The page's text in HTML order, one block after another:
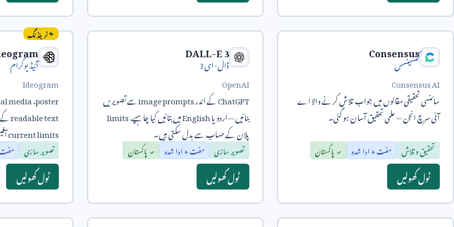
Consensus
کنسینسس
Consensus AI
سائنسی تحقیقی مقالوں میں جواب تلاش کرنے والا اے
آئی سرچ انجن — علمی تحقیق آسان ہو گئی۔
تحقیق و تلاش مفت + ادا شدہ پاکستان
ٹول کھولیں
DALL-E 3
ڈال-ای3
OpenAI
ChatGPTکے اندرimage promptsسے تصویریں
بنائیں — اردو یاEnglishمیں بتائیں کیا چاہیے،limits
پلان کے حساب سے بدل سکتی ہیں۔
تصویر سازی مفت + ادا شدہ پاکستان
ٹول کھولیں
ٹرینڈنگ
آئیڈیوگرام
Ideogram
poster،media
readable textکے
current limits
تصویر سازی مفت
ٹول کھولیں